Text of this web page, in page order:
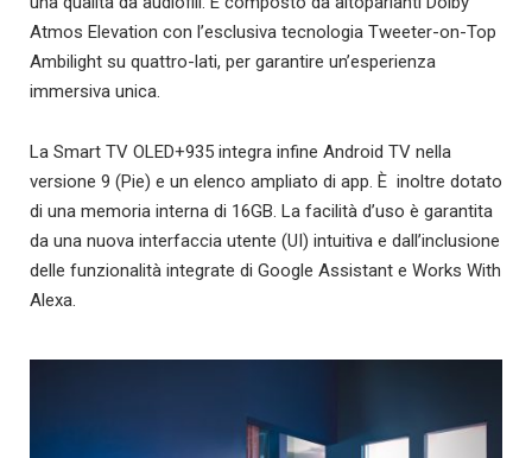
Atmos Elevation con l’esclusiva tecnologia Tweeter-on-Top
Ambilight su quattro-lati, per garantire un’esperienza
immersiva unica.
La Smart TV OLED+935 integra infine Android TV nella
versione 9 (Pie) e un elenco ampliato di app. È inoltre dotato
di una memoria interna di 16GB. La facilità d’uso è garantita
da una nuova interfaccia utente (UI) intuitiva e dall’inclusione
delle funzionalità integrate di Google Assistant e Works With
Alexa.